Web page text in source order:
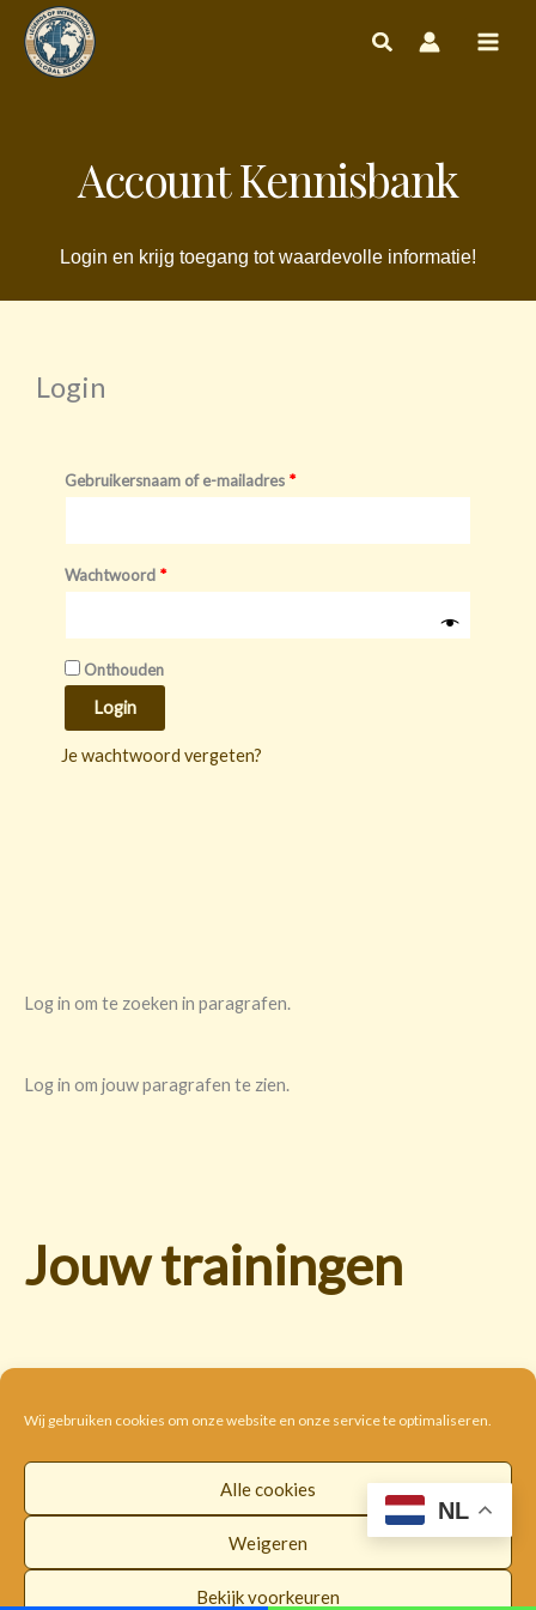
Wij gebruiken cookies om onze website en onze service te optimaliseren.
Alle cookies
Weigeren
Bekijk voorkeuren
naar
Account Kennisbank
Login en krijg toegang tot waardevolle informatie!
Login
Gebruikersnaam of e-mailadres *
Wachtwoord *
Onthouden
Login
Je wachtwoord vergeten?
Log in om te zoeken in paragrafen.
Log in om jouw paragrafen te zien.
Jouw trainingen
Disclaimer
Privacybeleid
Algemene voorwaarden
Facebook
NL